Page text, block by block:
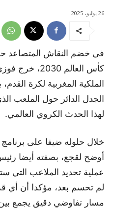
26 يوليو، 2025
في خضم النقاش المتصاعد
كأس العالم
الملكية المغربية لكرة
الجدل الدائر حول الملعب
لهذا الحدث الكروي العالمي.
خلال حلوله ضيفا على برنامج
أوضح لقجع، بصفته أيضا
عملية تحديد الملاعب التي
لم تحسم بعد، مؤكدا أن أي
مسار تفاوضي دقيق يجمع بين